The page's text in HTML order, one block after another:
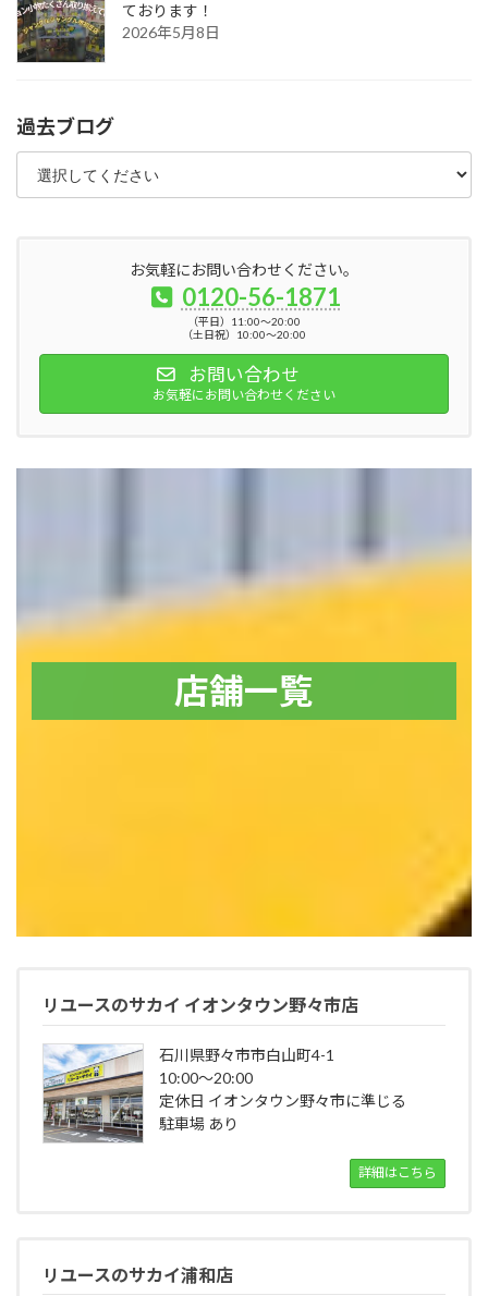
ております！
2026年5月8日
過去ブログ
お気軽にお問い合わせください。
0120-56-1871
（平日）11:00～20:00
（土日祝）10:00～20:00
お問い合わせ
お気軽にお問い合わせください
店舗一覧
リユースのサカイ イオンタウン野々市店
石川県野々市市白山町4-1
10:00～20:00
定休日 イオンタウン野々市に準じる
駐車場 あり
詳細はこちら
リユースのサカイ浦和店